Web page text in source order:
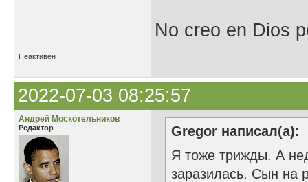
No creo en Dios
Неактивен
2022-07-03 08:25:57
Андрей Москотельников
Редактор
Gregor написал(а):
Я тоже трижды. А
заразилась. Сын на